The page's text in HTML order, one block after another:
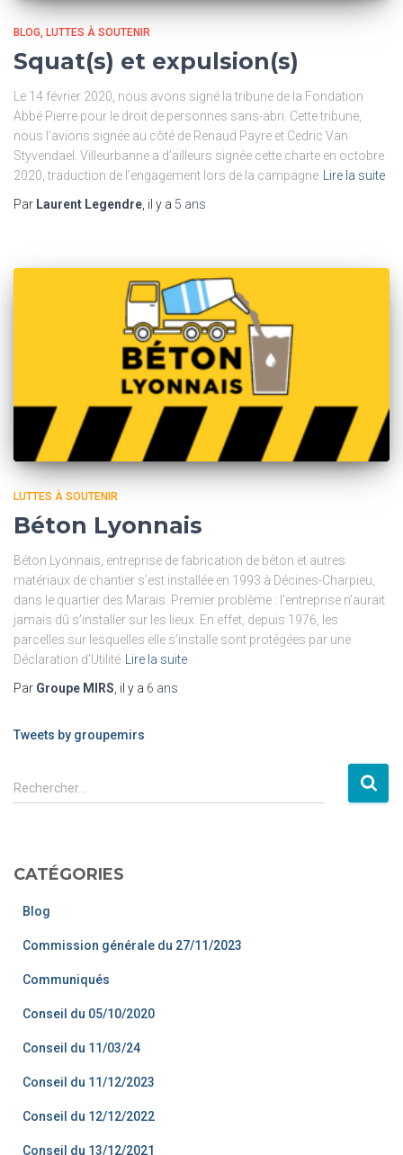
BLOG LUTTES À SOUTENIR
Squat(s) et expulsion(s)
Le 14 février 2020, nous avons signé la tribune de la Fondation
Abbé Pierre pour le droit de personnes sans-abri. Cette tribune,
nous l’avions signée au côté de Renaud Payre et Cedric Van
Styvendael. Villeurbanne a d’ailleurs signée cette charte en octobre
2020, traduction de l’engagement lors de la campagne
Lire la suite
Par Laurent Legendre , il y a 5 ans
LUTTES À SOUTENIR
Béton Lyonnais
Béton Lyonnais, entreprise de fabrication de béton et autres
matériaux de chantier s’est installée en 1993 à Décines-Charpieu,
dans le quartier des Marais. Premier problème : l’entreprise n’aurait
jamais dû s’installer sur les lieux. En effet, depuis 1976, les
parcelles sur lesquelles elle s’installe sont protégées par une
Déclaration d’Utilité Lire la suite
Par Groupe MIRS , il y a 6 ans
Tweets by groupemirs
Rechercher…
CATÉGORIES
Blog
Commission générale du 27/11/2023
Communiqués
Conseil du 05/10/2020
Conseil du 11/03/24
Conseil du 11/12/2023
Conseil du 12/12/2022
Conseil du 13/12/2021